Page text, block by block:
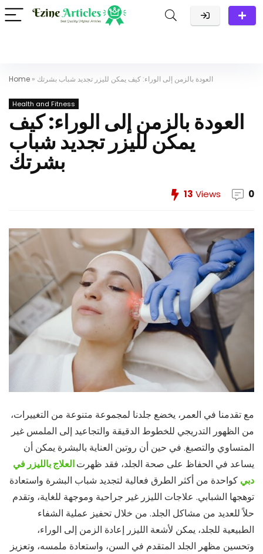
Home » العودة بالزمن إلى الوراء: كيف يمكن لليزر تجديد شباب بشرتك
Health and Fitness
العودة بالزمن إلى الوراء: كيف
يمكن لليزر تجديد شباب
بشرتك
13 Views 0
مع تقدمنا ​​في العمر، يخضع جلدنا لمجموعة متنوعة من التغييرات،
من الظهور التدريجي للخطوط الدقيقة والتجاعيد إلى الملمس غير
المتساوي والتصبغ. في حين أن روتين العناية بالبشرة يمكن أن
يساعد في الحفاظ على صحة الجلد، فقد ظهرتالعلاج بالليزر في
دبي كواحدة من أكثر الطرق فعالية لتجديد شباب البشرة واستعادة
توهجها الشبابي. علاجات الليزر غير جراحية وموجهة للغاية، وتقدم
حلاً للعديد من مشاكل الجلد. من خلال تحفيز عملية الشفاء
الطبيعية للجلد، يمكن لأشعة الليزر إعادة الزمن إلى الوراء،
وتحسين مظهر الجلد المتقدم في السن، واستعادة ملمسه، وتعزيز